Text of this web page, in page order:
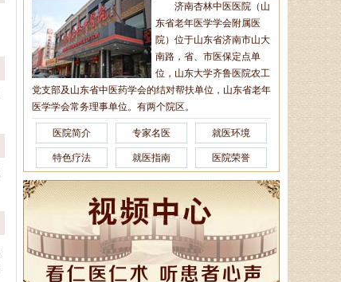
济南杏林中医医院（山
东省老年医学学会附属医
院）位于山东省济南市山大
南路，省、市医保定点单
位，山东大学齐鲁医院农工
党支部及山东省中医药学会的结对帮扶单位，山东省老年
医学学会常务理事单位。有两个院区。
医院简介 专家名医 就医环境
特色疗法 就医指南 医院荣誉
专家，擅长治疗颈肩腰腿痛：疼痛
麻木型颈椎病、眩晕型颈椎病、四
肢沉重型颈椎病．．．
李莹莹
主治医生、御医传人、健康管
理师，主治病种：1、微循环调
理：包括疲倦乏力、无食欲、消化
不良、便溏便秘、．．．
辛玉娥
主治医师、山东省老年医学学
会理事、山东省亚健康防治协会理
事，诊疗特长:擅长治疗颈椎病、腰